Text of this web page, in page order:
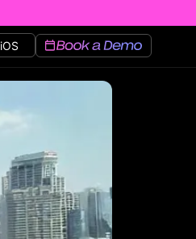
iOS